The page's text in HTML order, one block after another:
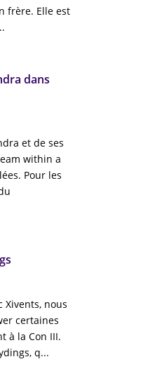
frère. Elle est
dans
et de ses
within a
Pour les
Xivents, nous
certaines
à la Con III.
q...